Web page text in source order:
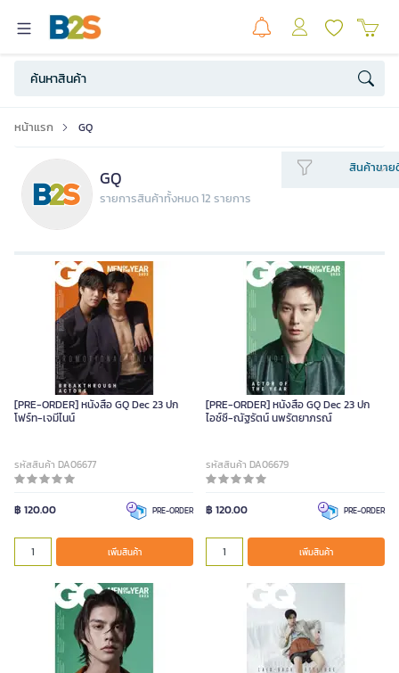
หน้าแรก GQ
GQ
รายการสินค้าทั้งหมด 12 รายการ
สินค้าขาย
[PRE-ORDER] หนังสือ GQ Dec 23 ปก
โฟร์ท-เจมีไนน์
รหัสสินค้า DA06677
฿ 120.00 PRE-ORDER
เพิ่มสินค้า
[PRE-ORDER] หนังสือ GQ Dec 23 ปก
ไอซ์ซึ-ณัฐรัตน์ นพรัตยาภรณ์
รหัสสินค้า DA06679
฿ 120.00 PRE-ORDER
เพิ่มสินค้า